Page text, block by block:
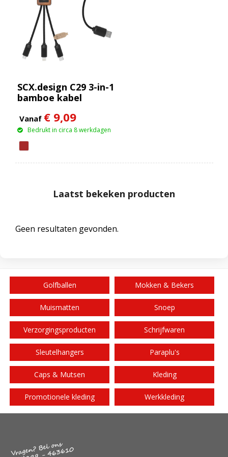
SCX.design C29 3-in-1
bamboe kabel
Vanaf € 9,09
Bedrukt in circa 8 werkdagen
Laatst bekeken producten
Geen resultaten gevonden.
Golfballen Mokken & Bekers
Muismatten Snoep
Verzorgingsproducten Schrijfwaren
Sleutelhangers Paraplu's
Caps & Mutsen Kleding
Promotionele kleding Werkkleding